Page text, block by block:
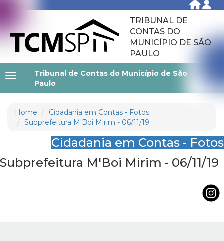
TRIBUNAL DE
CONTAS DO
MUNICÍPIO DE SÃO
PAULO
Tribunal de Contas do Município de São
Paulo
Home
Cidadania em Contas - Fotos
Subprefeitura M'Boi Mirim - 06/11/19
Cidadania em Contas - Fotos
Subprefeitura M'Boi Mirim - 06/11/19